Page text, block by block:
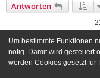
Antworten
Um bestimmte Funktionen
nötig. Damit wird gesteuert
werden Cookies gesetzt für